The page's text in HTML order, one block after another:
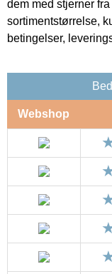
dem med stjerner
sortimentstørrelse,
betingelser,
Webshop